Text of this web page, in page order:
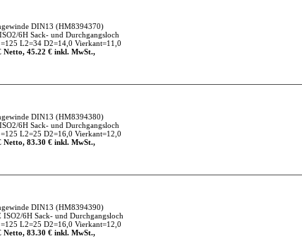
DIN13 (HM8394370)
6H Sack- und Durchgangsloch
L2=34 D2=14,0 Vierkant=11,0
Netto, 45.22 € inkl. MwSt.,
DIN13 (HM8394380)
6H Sack- und Durchgangsloch
L2=25 D2=16,0 Vierkant=12,0
Netto, 83.30 € inkl. MwSt.,
DIN13 (HM8394390)
6H Sack- und Durchgangsloch
L2=25 D2=16,0 Vierkant=12,0
Netto, 83.30 € inkl. MwSt.,